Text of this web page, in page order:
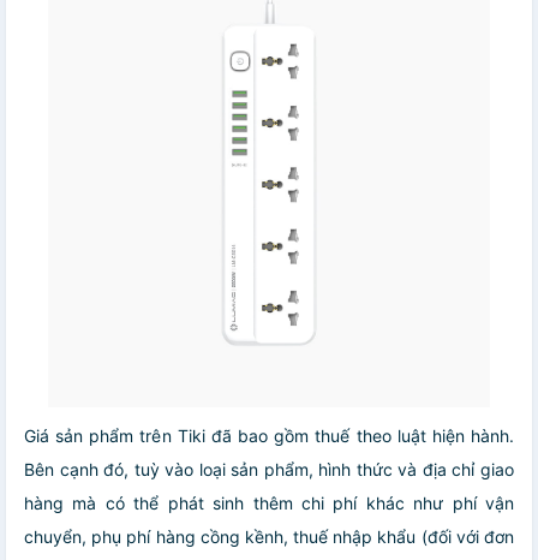
Giá sản phẩm trên Tiki đã bao gồm thuế theo luật hiện hành.
Bên cạnh đó, tuỳ vào loại sản phẩm, hình thức và địa chỉ giao
hàng mà có thể phát sinh thêm chi phí khác như phí vận
chuyển, phụ phí hàng cồng kềnh, thuế nhập khẩu (đối với đơn